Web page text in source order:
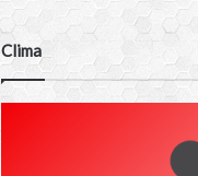
Clima